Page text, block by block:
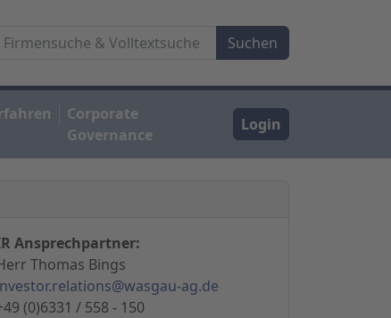
Corporate
Governance
Login
Ansprechpartner:
Thomas Bings
ag.de
(0)6331 / 558 - 150